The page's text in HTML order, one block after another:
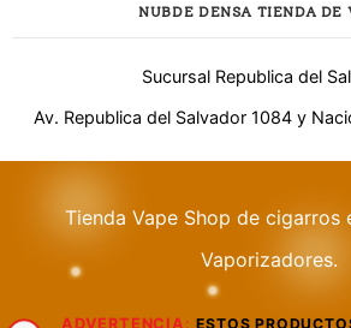
NUBDE DENSA TIENDA DE
Sucursal Republica del
Av. Republica del Salvador 1084 y
Tienda Vape Shop de cigarros
Vaporizadores.
ADVERTENCIA : ESTOS